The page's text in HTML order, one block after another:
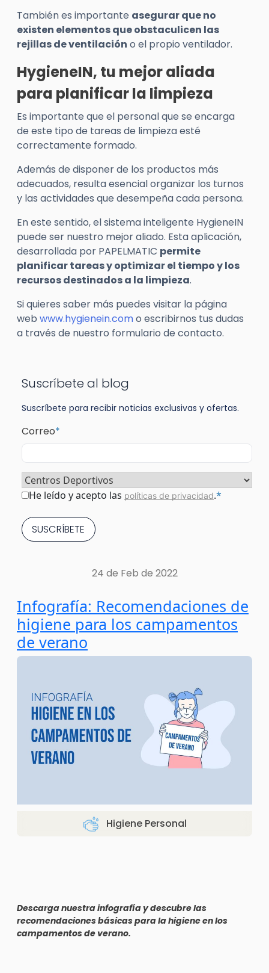
También es importante asegurar que no
existen elementos que obstaculicen las
rejillas de ventilación o el propio ventilador.
HygieneIN, tu mejor aliada
para planificar la limpieza
Es importante que el personal que se encarga
de este tipo de tareas de limpieza esté
correctamente formado.
Además de disponer de los productos más
adecuados, resulta esencial organizar los turnos
y las actividades que desempeña cada persona.
En este sentido, el sistema inteligente HygieneIN
puede ser nuestro mejor aliado. Esta aplicación,
desarrollada por PAPELMATIC permite
planificar tareas y optimizar el tiempo y los
recursos destinados a la limpieza.
Si quieres saber más puedes visitar la página
web www.hygienein.como escribirnos tus dudas
a través de nuestro formulario de contacto.
Suscríbete al blog
Suscríbete para recibir noticias exclusivas y ofertas.
Correo*
Sector*
Consentimiento*
He leído y acepto las políticas de privacidad.*
24 de Feb de 2022
Infografía: Recomendaciones de
higiene para los campamentos
de verano
Higiene Personal
Descarga nuestra infografía y descubre las
recomendaciones básicas para la higiene en los
campamentos de verano.